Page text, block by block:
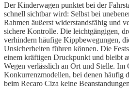
Der Kinderwagen punktet bei der
schnell sichtbar wird: Selbst bei
Rahmen äußerst widerstandsfähig und
sichere Kontrolle. Die leichtgängigen,
verhindern häufige Kippbewegungen,
Unsicherheiten führen können. Die
einem kräftigen Druckpunkt und bleibt
Wegen verlässlich an Ort und Stelle. Im
Konkurrenzmodellen, bei denen häufig
beim Recaro Ciza keine